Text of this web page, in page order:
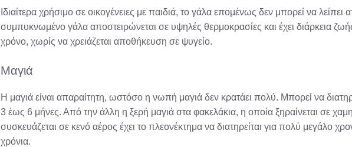
Ιδιαίτερα χρήσιμο σε οικογένειες με παιδιά, το γάλα επομένως δεν μπορεί να λείπει
συμπυκνωμένο γάλα αποστειρώνεται σε υψηλές θερμοκρασίες και έχει διάρκεια
χρόνο, χωρίς να χρειάζεται αποθήκευση σε ψυγείο.
Μαγιά
Η μαγιά είναι απαραίτητη, ωστόσο η νωπή μαγιά δεν κρατάει πολύ. Μπορεί να
3 έως 6 μήνες. Από την άλλη η ξερή μαγιά στα φακελάκια, η οποία ξηραίνεται σε
συσκευάζεται σε κενό αέρος έχει το πλεονέκτημα να διατηρείται για πολύ μεγάλο
χρόνια.